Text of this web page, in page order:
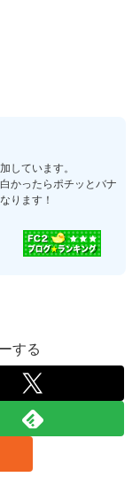
しています。
かったらポチッとバナ
ります！
する